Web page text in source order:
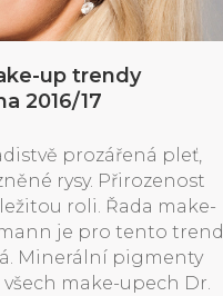
up trendy
2016/17
prozářená pleť,
rysy. Přirozenost
roli. Řada make-
je pro tento trend
Minerální pigmenty
všech make-upech Dr.